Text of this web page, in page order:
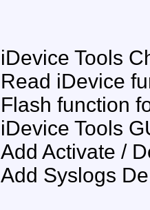
iDevice Tools
Read iDevice
Flash function
iDevice Tools
Add Activate /
Add Syslogs